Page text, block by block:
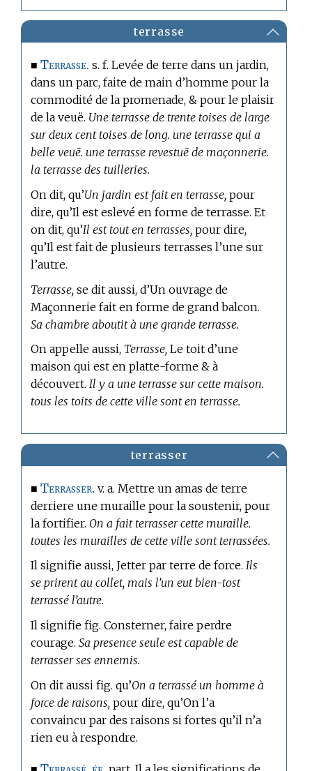
terrasse
■Terrasse. s. f. Levée de terre dans un jardin,
dans un parc, faite de main d’homme pour la
commodité de la promenade, & pour le plaisir
de la veuë. Une terrasse de trente toises de large
sur deux cent toises de long. une terrasse qui a
belle veuë. une terrasse revestuë de maçonnerie.
la terrasse des tuilleries.
On dit, qu’Un jardin est fait en terrasse, pour
dire, qu’Il est eslevé en forme de terrasse. Et
on dit, qu’Il est tout en terrasses, pour dire,
qu’Il est fait de plusieurs terrasses l’une sur
l’autre.
Terrasse, se dit aussi, d’Un ouvrage de
Maçonnerie fait en forme de grand balcon.
Sa chambre aboutit à une grande terrasse.
On appelle aussi, Terrasse, Le toit d’une
maison qui est en platte-forme & à
découvert.Il y a une terrasse sur cette maison.
tous les toits de cette ville sont en terrasse.
terrasser
■Terrasser. v. a. Mettre un amas de terre
derriere une muraille pour la soustenir, pour
la fortifier. On a fait terrasser cette muraille.
toutes les murailles de cette ville sont terrassées.
Il signifie aussi, Jetter par terre de force.Ils
se prirent au collet, mais l’un eut bien-tost
terrassé l’autre.
Il signifie fig. Consterner, faire perdre
courage.Sa presence seule est capable de
terrasser ses ennemis.
On dit aussi fig. qu’On a terrassé un homme à
force de raisons, pour dire, qu’On l’a
convaincu par des raisons si fortes qu’il n’a
rien eu à respondre.